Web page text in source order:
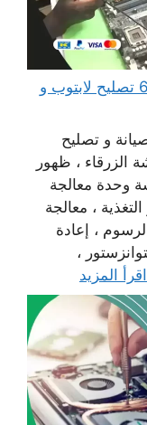
مهندس كمبيوتر النويصيب 65511033 تصليح لابتوب و
و تصليح
الزرقاء ، ظهور
وحدة معالجة
، معالجة
، إعادة
،
اقرأ المزيد